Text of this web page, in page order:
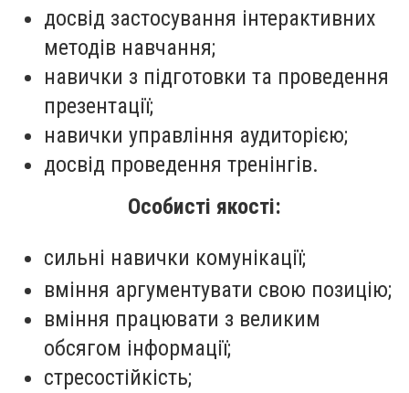
досвід застосування інтерактивних
методів навчання;
навички з підготовки та проведення
презентації;
навички управління аудиторією;
досвід проведення тренінгів.
Особисті якості:
сильні навички комунікації;
вміння аргументувати свою позицію;
вміння працювати з великим
обсягом інформації;
стресостійкість;